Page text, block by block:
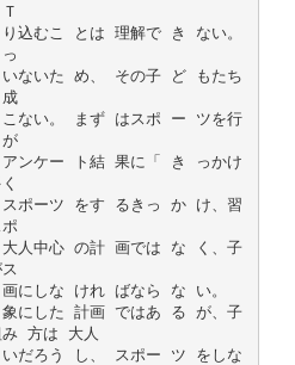
込むこ とは 理解で き ない。
ないた め、 その子 ど もたち
ない。 まず はスポ ー ツを行
ンケー ト結 果に「 き っかけ
ポーツ をす るきっ か け、習
人中心 の計 画では な く、子
にしな けれ ばなら な い。
にした 計画 ではあ る が、子
方は 大人
だろう し、 スポー ツ をしな